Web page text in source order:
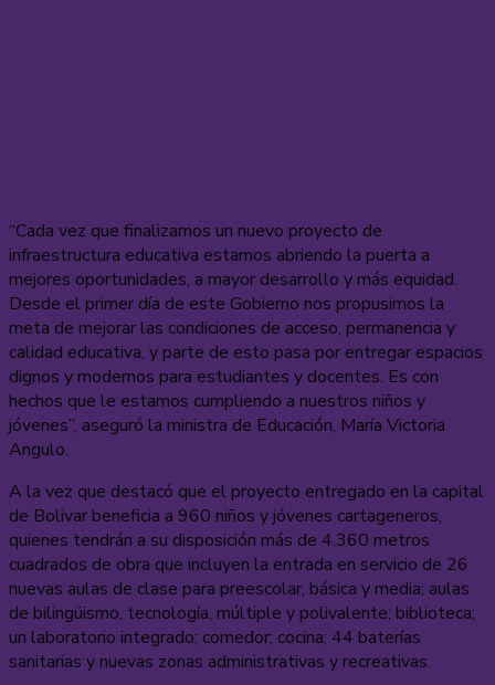
“Cada vez que finalizamos un nuevo proyecto de
infraestructura educativa estamos abriendo la puerta a
mejores oportunidades, a mayor desarrollo y más equidad.
Desde el primer día de este Gobierno nos propusimos la
meta de mejorar las condiciones de acceso, permanencia y
calidad educativa, y parte de esto pasa por entregar espacios
dignos y modernos para estudiantes y docentes. Es con
hechos que le estamos cumpliendo a nuestros niños y
jóvenes”, aseguró la ministra de Educación, María Victoria
Angulo.
A la vez que destacó que el proyecto entregado en la capital
de Bolivar beneficia a 960 niños y jóvenes cartageneros,
quienes tendrán a su disposición más de 4.360 metros
cuadrados de obra que incluyen la entrada en servicio de 26
nuevas aulas de clase para preescolar, básica y media; aulas
de bilingüismo, tecnología, múltiple y polivalente; biblioteca;
un laboratorio integrado; comedor; cocina; 44 baterías
sanitarias y nuevas zonas administrativas y recreativas.